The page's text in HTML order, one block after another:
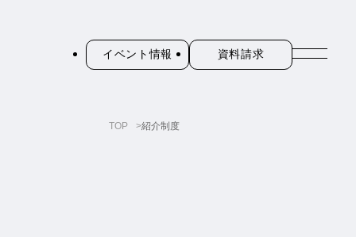
イベント情報 資料請求
TOP 紹介制度